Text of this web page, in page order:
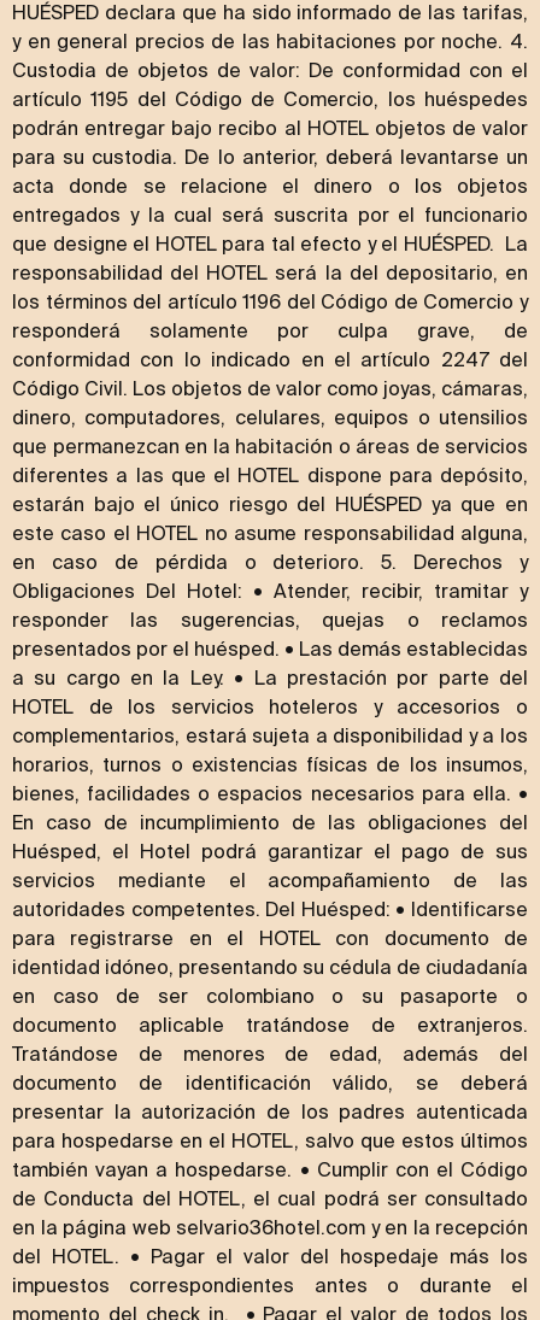
HUÉSPED declara que ha sido informado de las tarifas,
y en general precios de las habitaciones por noche. 4.
Custodia de objetos de valor: De conformidad con el
artículo 1195 del Código de Comercio, los huéspedes
podrán entregar bajo recibo al HOTEL objetos de valor
para su custodia. De lo anterior, deberá levantarse un
acta donde se relacione el dinero o los objetos
entregados y la cual será suscrita por el funcionario
que designe el HOTEL para tal efecto y el HUÉSPED. La
responsabilidad del HOTEL será la del depositario, en
los términos del artículo 1196 del Código de Comercio y
responderá solamente por culpa grave, de
conformidad con lo indicado en el artículo 2247 del
Código Civil. Los objetos de valor como joyas, cámaras,
dinero, computadores, celulares, equipos o utensilios
que permanezcan en la habitación o áreas de servicios
diferentes a las que el HOTEL dispone para depósito,
estarán bajo el único riesgo del HUÉSPED ya que en
este caso el HOTEL no asume responsabilidad alguna,
en caso de pérdida o deterioro. 5. Derechos y
Obligaciones Del Hotel: • Atender, recibir, tramitar y
responder las sugerencias, quejas o reclamos
presentados por el huésped. • Las demás establecidas
a su cargo en la Ley. • La prestación por parte del
HOTEL de los servicios hoteleros y accesorios o
complementarios, estará sujeta a disponibilidad y a los
horarios, turnos o existencias físicas de los insumos,
bienes, facilidades o espacios necesarios para ella. •
En caso de incumplimiento de las obligaciones del
Huésped, el Hotel podrá garantizar el pago de sus
servicios mediante el acompañamiento de las
autoridades competentes. Del Huésped: • Identificarse
para registrarse en el HOTEL con documento de
identidad idóneo, presentando su cédula de ciudadanía
en caso de ser colombiano o su pasaporte o
documento aplicable tratándose de extranjeros.
Tratándose de menores de edad, además del
documento de identificación válido, se deberá
presentar la autorización de los padres autenticada
para hospedarse en el HOTEL, salvo que estos últimos
también vayan a hospedarse. • Cumplir con el Código
de Conducta del HOTEL, el cual podrá ser consultado
en la página web selvario36hotel.com y en la recepción
del HOTEL. • Pagar el valor del hospedaje más los
impuestos correspondientes antes o durante el
momento del check in. • Pagar el valor de todos los